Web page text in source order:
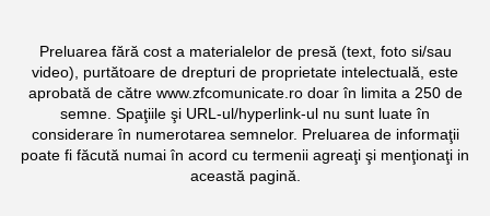
Preluarea fără cost a materialelor de presă (text, foto si/sau
video), purtătoare de drepturi de proprietate intelectuală, este
aprobată de către www.zfcomunicate.ro doar în limita a 250 de
semne. Spaţiile şi URL-ul/hyperlink-ul nu sunt luate în
considerare în numerotarea semnelor. Preluarea de informaţii
poate fi făcută numai în acord cu termenii agreaţi şi menţionaţi in
această pagină.